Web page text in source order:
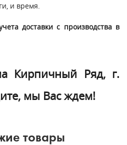
и время.
доставки с производства в
Кирпичный Ряд, г.
мы Вас ждем!
товары